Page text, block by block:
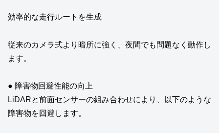
効率的な走行ルートを生成
従来のカメラ式より暗所に強く、夜間でも問題なく動作し
ます。
● 障害物回避性能の向上
LiDARと前面センサーの組み合わせにより、以下のような
障害物を回避します。